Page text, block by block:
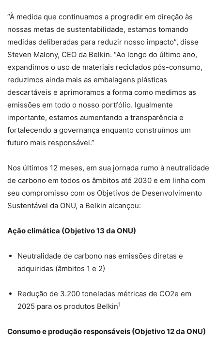
“À medida que continuamos a progredir em direção às
nossas metas de sustentabilidade, estamos tomando
medidas deliberadas para reduzir nosso impacto”, disse
Steven Malony, CEO da Belkin. “Ao longo do último ano,
expandimos o uso de materiais reciclados pós-consumo,
reduzimos ainda mais as embalagens plásticas
descartáveis ​​e aprimoramos a forma como medimos as
emissões em todo o nosso portfólio. Igualmente
importante, estamos aumentando a transparência e
fortalecendo a governança enquanto construímos um
futuro mais responsável.”
Nos últimos 12 meses, em sua jornada rumo à neutralidade
de carbono em todos os âmbitos até 2030 e em linha com
seu compromisso com os Objetivos de Desenvolvimento
Sustentável da ONU, a Belkin alcançou:
Ação climática (Objetivo 13 da ONU)
Neutralidade de carbono nas emissões diretas e
adquiridas (âmbitos 1 e 2)
Redução de 3.200 toneladas métricas de CO2e em
2025 para os produtos Belkin1
Consumo e produção responsáveis ​​(Objetivo 12 da ONU)